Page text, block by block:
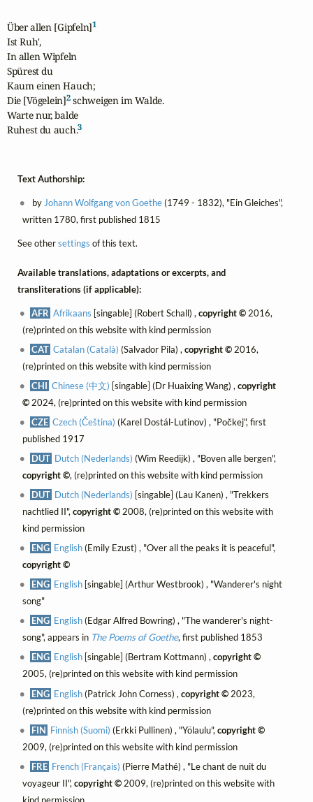
Über allen [Gipfeln]1
Ist Ruh',
In allen Wipfeln
Spürest du
Kaum einen Hauch;
Die [Vögelein]2 schweigen im Walde.
Warte nur, balde
Ruhest du auch.3
Text Authorship:
by Johann Wolfgang von Goethe(1749 - 1832), "Ein Gleiches",
written 1780, first published 1815
See othersettings of this text.
Available translations, adaptations or excerpts, and
transliterations (if applicable):
AFR Afrikaans [singable] (Robert Schall) ,copyright © 2016,
(re)printed on this website with kind permission
CAT Catalan (Català) (Salvador Pila) ,copyright © 2016,
(re)printed on this website with kind permission
CHI Chinese (中文) [singable] (Dr Huaixing Wang) ,copyright
©2024, (re)printed on this website with kind permission
CZE Czech (Čeština) (Karel Dostál-Lutinov) , "Počkej", first
published 1917
DUT Dutch (Nederlands) (Wim Reedijk) , "Boven alle bergen",
copyright ©, (re)printed on this website with kind permission
DUT Dutch (Nederlands) [singable] (Lau Kanen) , "Trekkers
nachtlied II",copyright ©2008, (re)printed on this website with
kind permission
ENG English(Emily Ezust) , "Over all the peaks it is peaceful",
copyright ©
ENG English [singable] (Arthur Westbrook) , "Wanderer's night
song"
ENG English(Edgar Alfred Bowring) , "The wanderer's night-
song", appears in The Poems of Goethe, first published 1853
ENG English [singable] (Bertram Kottmann) ,copyright ©
2005, (re)printed on this website with kind permission
ENG English(Patrick John Corness) ,copyright © 2023,
(re)printed on this website with kind permission
FIN Finnish (Suomi) (Erkki Pullinen) , "Yölaulu",copyright ©
2009, (re)printed on this website with kind permission
FRE French (Français) (Pierre Mathé) , "Le chant de nuit du
voyageur II", copyright ©2009, (re)printed on this website with
kind permission